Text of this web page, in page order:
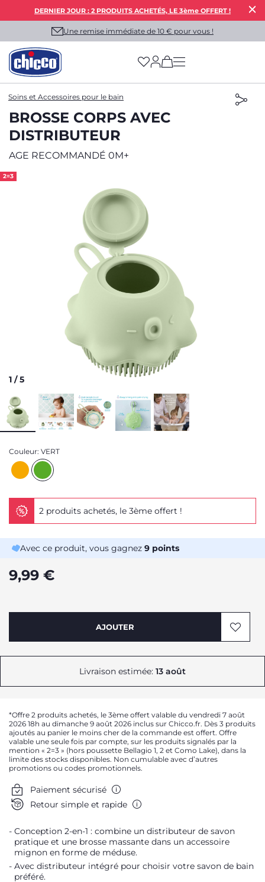
DERNIER JOUR : 2 PRODUITS ACHETÉS, LE 3ème OFFERT !
Une remise immédiate de 10 € pour vous !
(has more options
Soins et Accessoires pour le bain
BROSSE CORPS AVEC
DISTRIBUTEUR
AGE RECOMMANDÉ 0M+
2=3
1 /5
Couleur: VERT
2 produits achetés, le 3ème offert !
Avec ce produit, vous gagnez 9 points
9,99 €
AJOUTER
Livraison estimée: 13 août
*Offre 2 produits achetés, le 3ème offert valable du vendredi 7 août
2026 18h au dimanche 9 août 2026 inclus sur Chicco.fr. Dès 3 produits
ajoutés au panier le moins cher de la commande est offert. Offre
valable une seule fois par compte, sur les produits signalés par la
mention « 2=3 » (hors poussette Bellagio 1, 2 et Como Lake), dans la
limite des stocks disponibles. Non cumulable avec d’autres
promotions ou codes promotionnels.
Paiement sécurisé
Retour simple et rapide
Conception 2-en-1 : combine un distributeur de savon
pratique et une brosse massante dans un accessoire
mignon en forme de méduse.
Avec distributeur intégré pour choisir votre savon de bain
préféré.